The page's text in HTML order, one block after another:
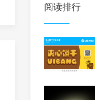
阅读排行